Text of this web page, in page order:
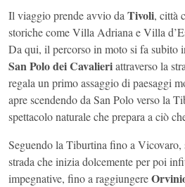
Il viaggio prende avvio da Tivoli, città
storiche come Villa Adriana e Villa
Da qui, il percorso in moto si fa subito
San Polo dei Cavalieriattraverso la
regala un primo assaggio di paesaggi
apre scendendo da San Polo verso la
spettacolo naturale che prepara a ciò
Seguendo la Tiburtina fino a Vicovaro,
strada che inizia dolcemente per poi
impegnative, fino a raggiungere